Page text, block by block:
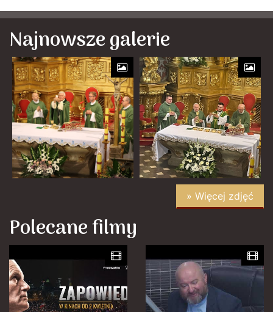
Najnowsze galerie
» Więcej zdjęć
Polecane filmy